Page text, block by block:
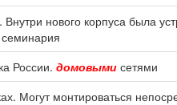
нового корпуса была
России. домовыми сетями
Могут монтироваться